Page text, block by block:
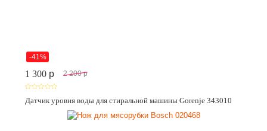
-41%
1 300 p 2 200 p
Датчик уровня воды для стиральной машины Gorenje 343010